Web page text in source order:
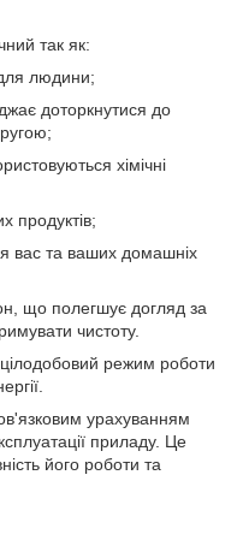
так як:
людини;
доторкнутися до
хімічні
продуктів;
вас та ваших домашніх
що полегшує догляд за
чистоту.
режим роботи
урахуванням
приладу. Це
його роботи та